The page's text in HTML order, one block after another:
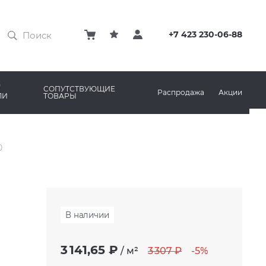
+7 423 230-06-88
MARAZZI
СОПУТСТВУЮЩИЕ
ТОВАРЫ
КЛЕЙ
СИСТЕМА ВЫРАВНИВАНИЯ
Распродажа Акции
В наличии
3 141,65 ₽ / м² 3 307 ₽ -5%